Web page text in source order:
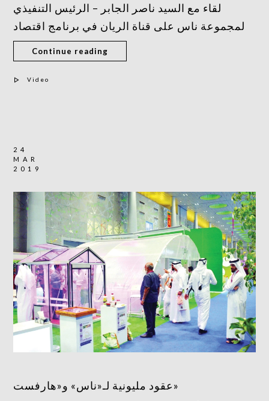
لقاء مع السيد ناصر الجابر – الرئيس التنفيذي
لمجموعة ناس على قناة الريان في برنامج اقتصاد
Continue reading
Video
24
MAR
2019
عقود مليونية لـ«ناس» و«هارفست»